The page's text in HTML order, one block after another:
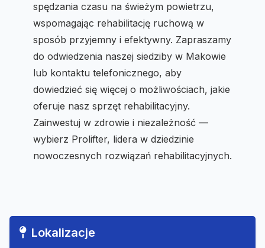
spędzania czasu na świeżym powietrzu,
wspomagając rehabilitację ruchową w
sposób przyjemny i efektywny. Zapraszamy
do odwiedzenia naszej siedziby w Makowie
lub kontaktu telefonicznego, aby
dowiedzieć się więcej o możliwościach, jakie
oferuje nasz sprzęt rehabilitacyjny.
Zainwestuj w zdrowie i niezależność —
wybierz Prolifter, lidera w dziedzinie
nowoczesnych rozwiązań rehabilitacyjnych.
Lokalizacje